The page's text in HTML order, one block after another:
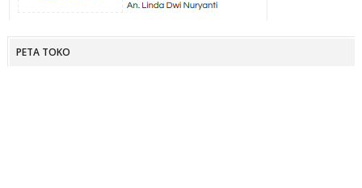
PETA TOKO